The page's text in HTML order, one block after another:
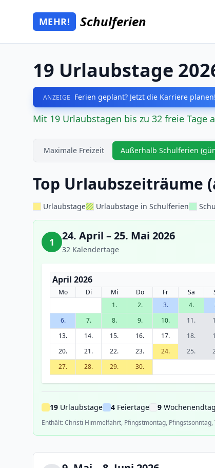
Zum Hauptinhalt springen
Mehr Schulferien
MEHR! Schulferien
19 Urlaubstage
ANZEIGE Ferien geplant? Jetzt die Karriere planen!
Mit 19 Urlaubstagen bis zu 32 freie Tage
Maximale Freizeit Außerhalb Schulferien
Top Urlaubszeiträume
Urlaubstage Urlaubstage in Schulferien
1 24. April – 25. Mai 2026
32 Kalendertage
April 2026
Mo Di Mi Do Fr Sa
1.
2. 3. 4.
6.
7. 8. 9. 10. 11.
13.
14. 15. 16. 17. 18.
20.
21. 22. 23. 24. 25.
27.
28. 29. 30.
19 Urlaubstage 4 Feiertage 9
Enthält: Christi Himmelfahrt, Pfingstmontag, Pfingstsonntag,